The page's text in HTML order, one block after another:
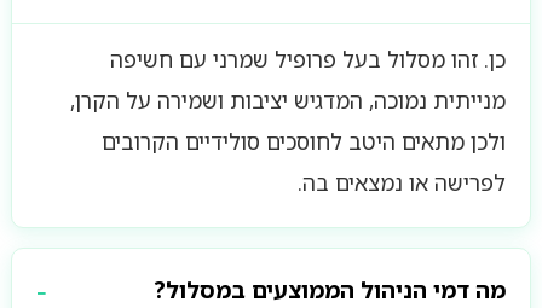
כן. זהו מסלול בעל פרופיל שמרני עם חשיפה
מנייתית נמוכה, המדגיש יציבות ושמירה על הקרן,
ולכן מתאים היטב לחוסכים סולידיים הקרובים
לפרישה או נמצאים בה.
מה דמי הניהול הממוצעים במסלול?